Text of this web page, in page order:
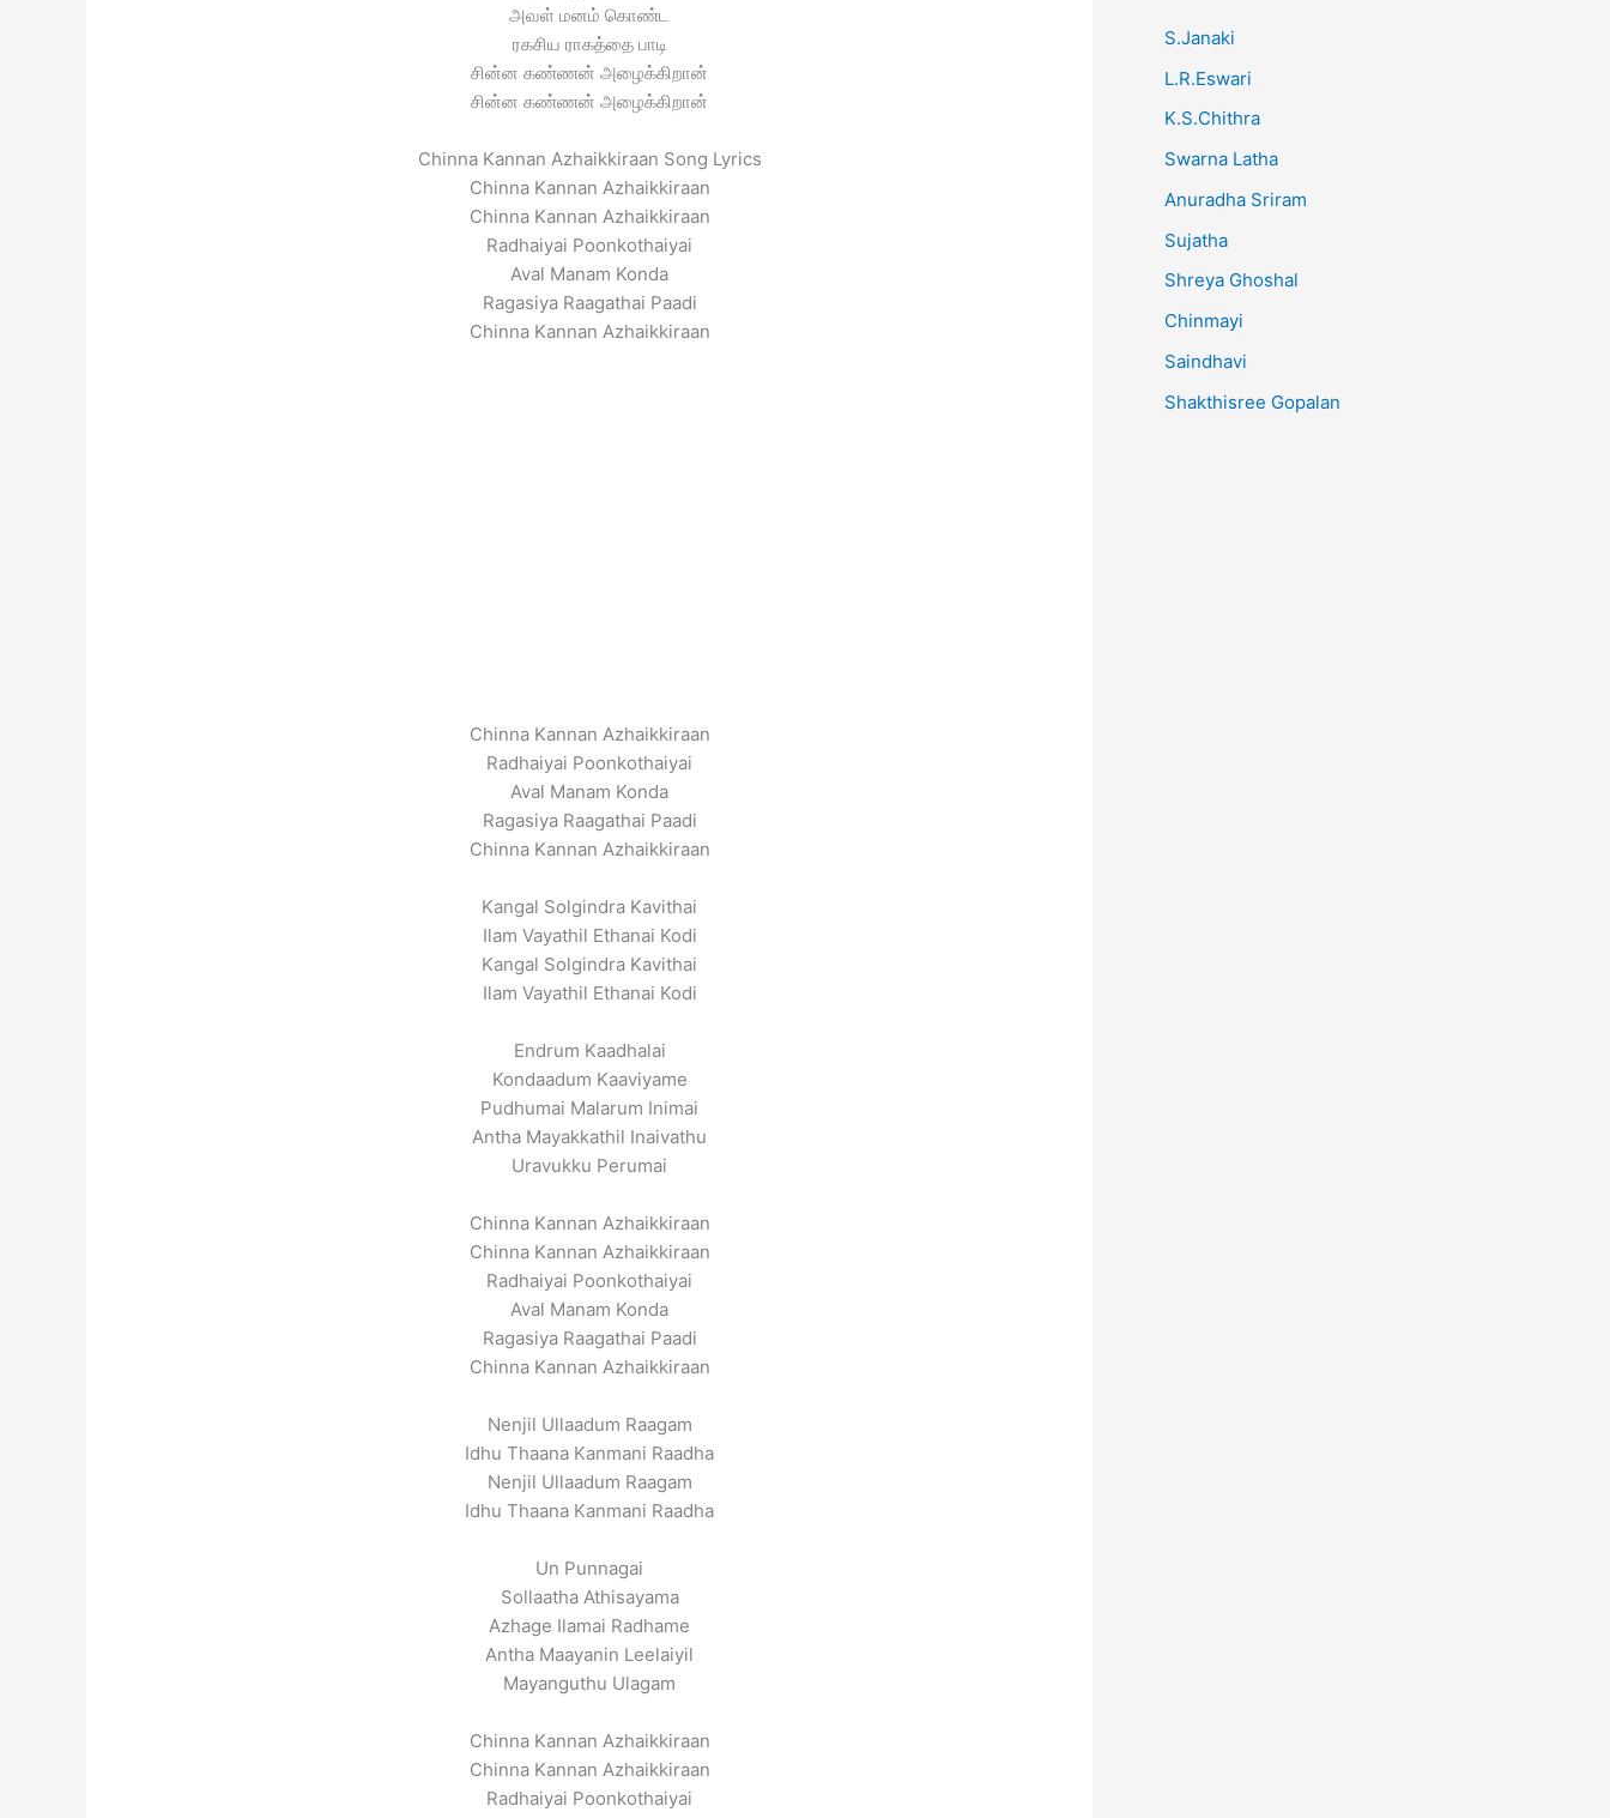
அவள் மனம் கொண்ட
ரகசிய ராகத்தை பாடி
சின்ன கண்ணன் அழைக்கிறான்
சின்ன கண்ணன் அழைக்கிறான்
Chinna Kannan Azhaikkiraan Song Lyrics
Chinna Kannan Azhaikkiraan
Chinna Kannan Azhaikkiraan
Radhaiyai Poonkothaiyai
Aval Manam Konda
Ragasiya Raagathai Paadi
Chinna Kannan Azhaikkiraan
Chinna Kannan Azhaikkiraan
Radhaiyai Poonkothaiyai
Aval Manam Konda
Ragasiya Raagathai Paadi
Chinna Kannan Azhaikkiraan
Kangal Solgindra Kavithai
Ilam Vayathil Ethanai Kodi
Kangal Solgindra Kavithai
Ilam Vayathil Ethanai Kodi
Endrum Kaadhalai
Kondaadum Kaaviyame
Pudhumai Malarum Inimai
Antha Mayakkathil Inaivathu
Uravukku Perumai
Chinna Kannan Azhaikkiraan
Chinna Kannan Azhaikkiraan
Radhaiyai Poonkothaiyai
Aval Manam Konda
Ragasiya Raagathai Paadi
Chinna Kannan Azhaikkiraan
Nenjil Ullaadum Raagam
Idhu Thaana Kanmani Raadha
Nenjil Ullaadum Raagam
Idhu Thaana Kanmani Raadha
Un Punnagai
Sollaatha Athisayama
Azhage Ilamai Radhame
Antha Maayanin Leelaiyil
Mayanguthu Ulagam
Chinna Kannan Azhaikkiraan
Chinna Kannan Azhaikkiraan
Radhaiyai Poonkothaiyai
S.Janaki
L.R.Eswari
K.S.Chithra
Swarna Latha
Anuradha Sriram
Sujatha
Shreya Ghoshal
Chinmayi
Saindhavi
Shakthisree Gopalan